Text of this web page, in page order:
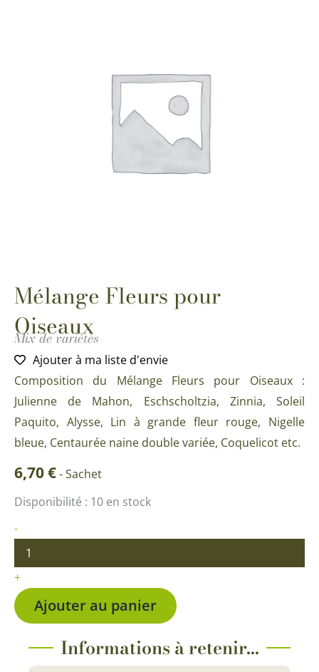
Mélange Fleurs pour
Oiseaux
Mix de variétés
Ajouter à ma liste d'envie
Composition du Mélange Fleurs pour Oiseaux :
Julienne de Mahon, Eschscholtzia, Zinnia, Soleil
Paquito, Alysse, Lin à grande fleur rouge, Nigelle
bleue, Centaurée naine double variée, Coquelicot etc.
6,70€-Sachet
Disponibilité : 10 en stock
-
quantité
Mélange
Fleurs
pour
Oiseaux
+
Ajouter au panier
Informations à retenir...